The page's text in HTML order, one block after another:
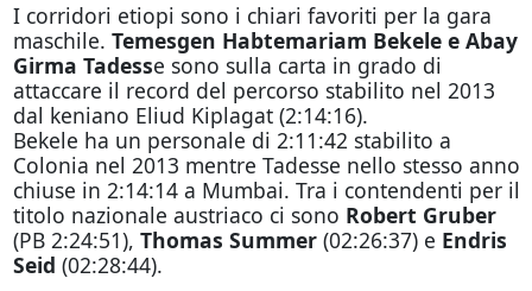
I corridori etiopi sono i chiari favoriti per la gara
maschile. Temesgen Habtemariam Bekele e Abay
Girma Tadesse sono sulla carta in grado di
attaccare il record del percorso stabilito nel 2013
dal keniano Eliud Kiplagat (2:14:16).
Bekele ha un personale di 2:11:42 stabilito a
Colonia nel 2013 mentre Tadesse nello stesso anno
chiuse in 2:14:14 a Mumbai. Tra i contendenti per il
titolo nazionale austriaco ci sono Robert Gruber
(PB 2:24:51), Thomas Summer(02:26:37) e Endris
Seid (02:28:44).